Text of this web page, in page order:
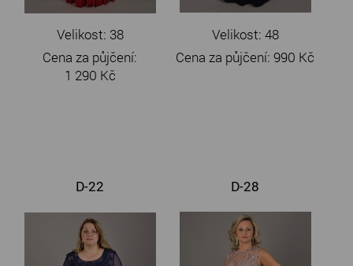
Velikost: 38
Cena za půjčení:
1 290 Kč
Velikost: 48
Cena za půjčení:990 Kč
D-22 D-28